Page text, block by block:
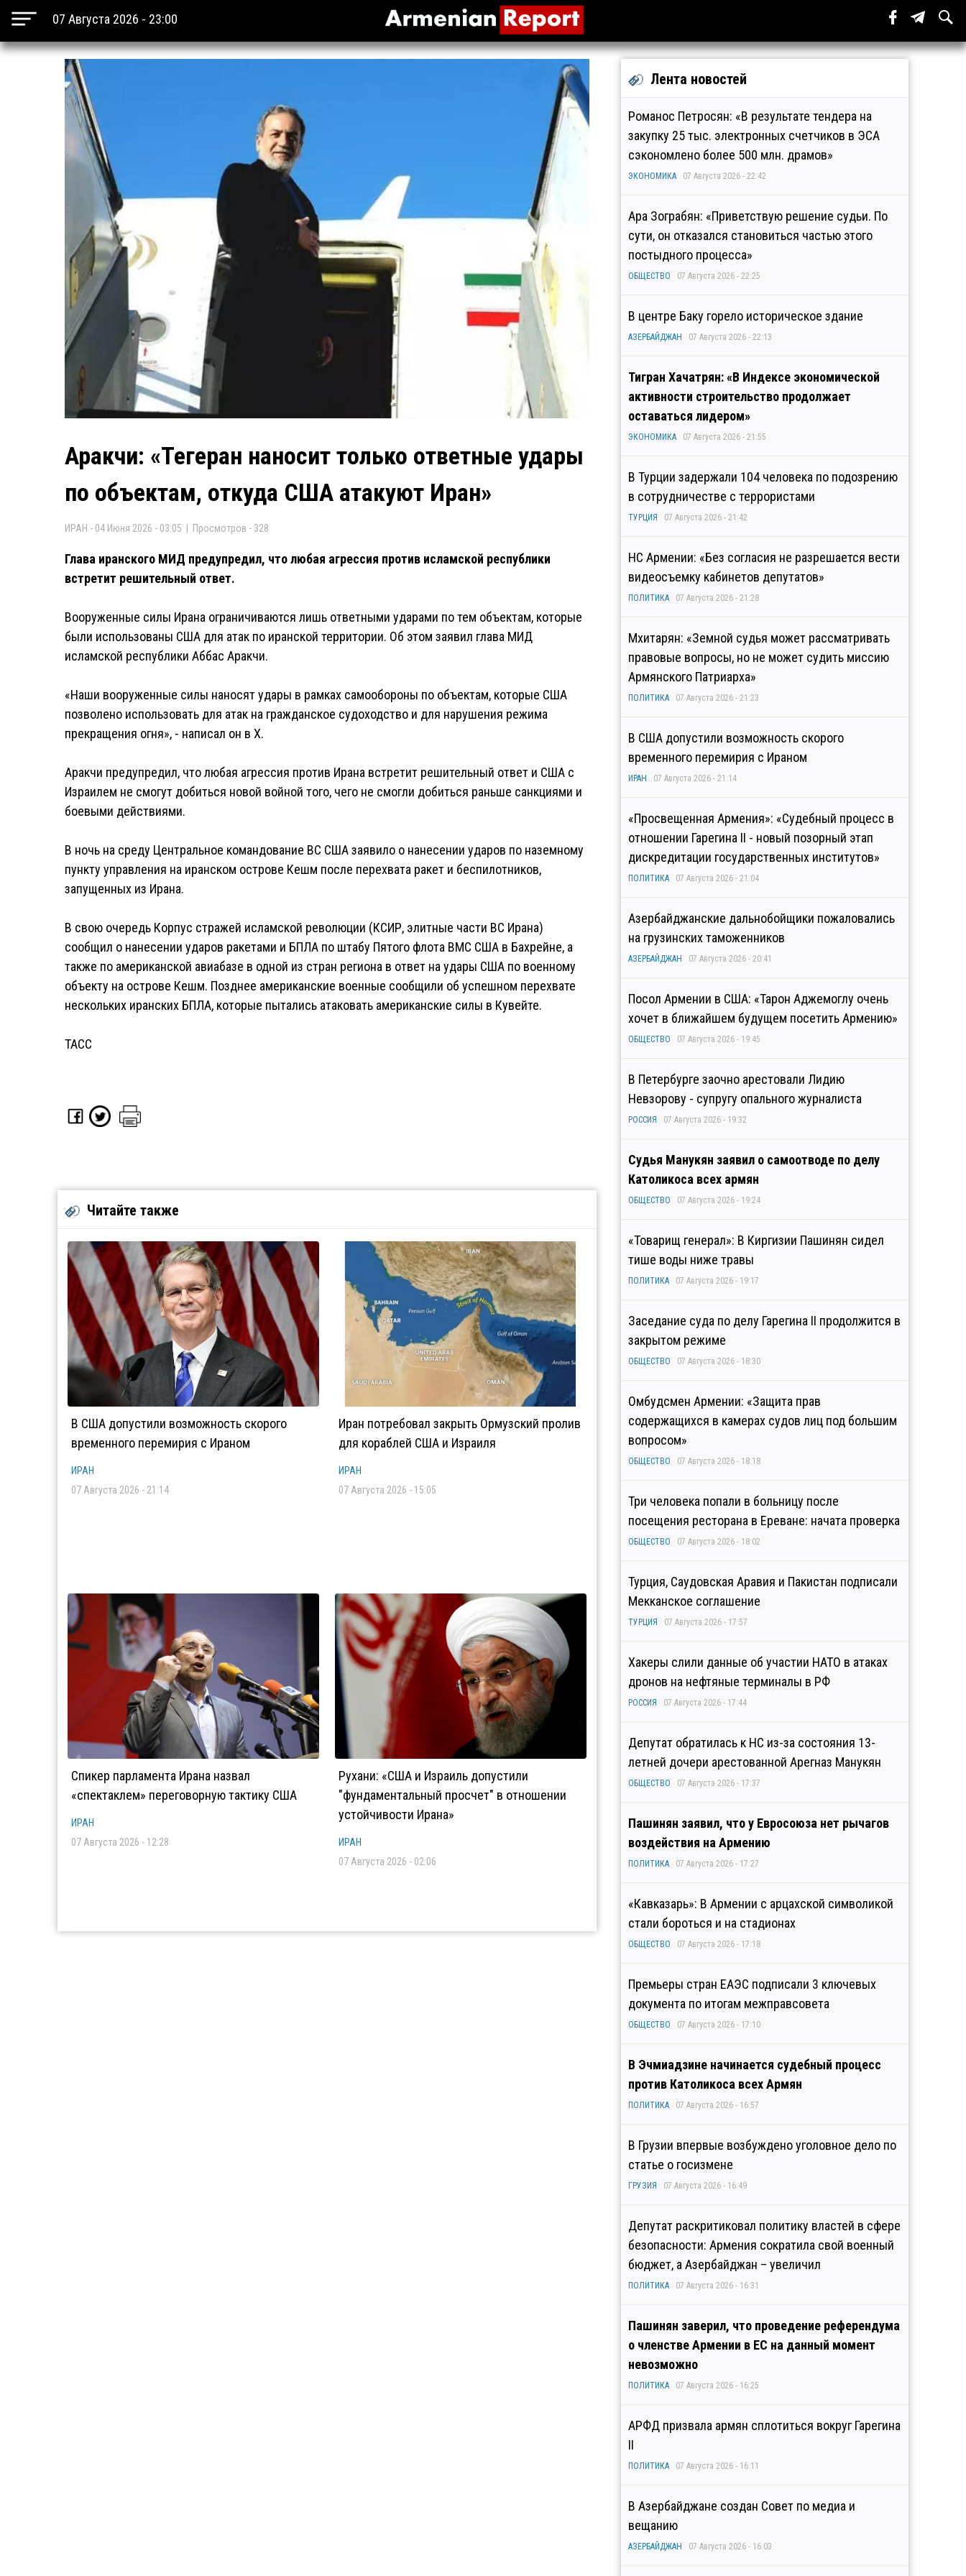
07 Августа 2026 - 23:00
Аракчи: «Тегеран наносит только ответные удары
по объектам, откуда США атакуют Иран»
ИРАН - 04 Июня 2026 - 03:05 | Просмотров - 328
Глава иранского МИД предупредил, что любая агрессия против исламской республики
встретит решительный ответ.
Вооруженные силы Ирана ограничиваются лишь ответными ударами по тем объектам, которые
были использованы США для атак по иранской территории. Об этом заявил глава МИД
исламской республики Аббас Аракчи.
«Наши вооруженные силы наносят удары в рамках самообороны по объектам, которые США
позволено использовать для атак на гражданское судоходство и для нарушения режима
прекращения огня», - написал он в Х.
Аракчи предупредил, что любая агрессия против Ирана встретит решительный ответ и США с
Израилем не смогут добиться новой войной того, чего не смогли добиться раньше санкциями и
боевыми действиями.
В ночь на среду Центральное командование ВС США заявило о нанесении ударов по наземному
пункту управления на иранском острове Кешм после перехвата ракет и беспилотников,
запущенных из Ирана.
В свою очередь Корпус стражей исламской революции (КСИР, элитные части ВС Ирана)
сообщил о нанесении ударов ракетами и БПЛА по штабу Пятого флота ВМС США в Бахрейне, а
также по американской авиабазе в одной из стран региона в ответ на удары США по военному
объекту на острове Кешм. Позднее американские военные сообщили об успешном перехвате
нескольких иранских БПЛА, которые пытались атаковать американские силы в Кувейте.
ТАСС
Читайте также
В США допустили возможность скорого
временного перемирия с Ираном
ИРАН
07 Августа 2026 - 21:14
Иран потребовал закрыть Ормузский пролив
для кораблей США и Израиля
ИРАН
07 Августа 2026 - 15:05
Спикер парламента Ирана назвал
«спектаклем» переговорную тактику США
ИРАН
07 Августа 2026 - 12:28
Рухани: «США и Израиль допустили
"фундаментальный просчет" в отношении
устойчивости Ирана»
ИРАН
07 Августа 2026 - 02:06
Лента новостей
Романос Петросян: «В результате тендера на
закупку 25 тыс. электронных счетчиков в ЭСА
сэкономлено более 500 млн. драмов»
ЭКОНОМИКА 07 Августа 2026 - 22:42
Ара Зограбян: «Приветствую решение судьи. По
сути, он отказался становиться частью этого
постыдного процесса»
ОБЩЕСТВО 07 Августа 2026 - 22:25
В центре Баку горело историческое здание
АЗЕРБАЙДЖАН 07 Августа 2026 - 22:13
Тигран Хачатрян: «В Индексе экономической
активности строительство продолжает
оставаться лидером»
ЭКОНОМИКА 07 Августа 2026 - 21:55
В Турции задержали 104 человека по подозрению
в сотрудничестве с террористами
ТУРЦИЯ 07 Августа 2026 - 21:42
НС Армении: «Без согласия не разрешается вести
видеосъемку кабинетов депутатов»
ПОЛИТИКА 07 Августа 2026 - 21:28
Мхитарян: «Земной судья может рассматривать
правовые вопросы, но не может судить миссию
Армянского Патриарха»
ПОЛИТИКА 07 Августа 2026 - 21:23
В США допустили возможность скорого
временного перемирия с Ираном
ИРАН 07 Августа 2026 - 21:14
«Просвещенная Армения»: «Судебный процесс в
отношении Гарегина II - новый позорный этап
дискредитации государственных институтов»
ПОЛИТИКА 07 Августа 2026 - 21:04
Азербайджанские дальнобойщики пожаловались
на грузинских таможенников
АЗЕРБАЙДЖАН 07 Августа 2026 - 20:41
Посол Армении в США: «Тарон Аджемоглу очень
хочет в ближайшем будущем посетить Армению»
ОБЩЕСТВО 07 Августа 2026 - 19:45
В Петербурге заочно арестовали Лидию
Невзорову - супругу опального журналиста
РОССИЯ 07 Августа 2026 - 19:32
Судья Манукян заявил о самоотводе по делу
Католикоса всех армян
ОБЩЕСТВО 07 Августа 2026 - 19:24
«Товарищ генерал»: В Киргизии Пашинян сидел
тише воды ниже травы
ПОЛИТИКА 07 Августа 2026 - 19:17
Заседание суда по делу Гарегина II продолжится в
закрытом режиме
ОБЩЕСТВО 07 Августа 2026 - 18:30
Омбудсмен Армении: «Защита прав
содержащихся в камерах судов лиц под большим
вопросом»
ОБЩЕСТВО 07 Августа 2026 - 18:18
Три человека попали в больницу после
посещения ресторана в Ереване: начата проверка
ОБЩЕСТВО 07 Августа 2026 - 18:02
Турция, Саудовская Аравия и Пакистан подписали
Мекканское соглашение
ТУРЦИЯ 07 Августа 2026 - 17:57
Хакеры слили данные об участии НАТО в атаках
дронов на нефтяные терминалы в РФ
РОССИЯ 07 Августа 2026 - 17:44
Депутат обратилась к НС из-за состояния 13-
летней дочери арестованной Арегназ Манукян
ОБЩЕСТВО 07 Августа 2026 - 17:37
Пашинян заявил, что у Евросоюза нет рычагов
воздействия на Армению
ПОЛИТИКА 07 Августа 2026 - 17:27
«Кавказарь»: В Армении с арцахской символикой
стали бороться и на стадионах
ОБЩЕСТВО 07 Августа 2026 - 17:18
Премьеры стран ЕАЭС подписали 3 ключевых
документа по итогам межправсовета
ОБЩЕСТВО 07 Августа 2026 - 17:10
В Эчмиадзине начинается судебный процесс
против Католикоса всех Армян
ПОЛИТИКА 07 Августа 2026 - 16:57
В Грузии впервые возбуждено уголовное дело по
статье о госизмене
ГРУЗИЯ 07 Августа 2026 - 16:49
Депутат раскритиковал политику властей в сфере
безопасности: Армения сократила свой военный
бюджет, а Азербайджан – увеличил
ПОЛИТИКА 07 Августа 2026 - 16:31
Пашинян заверил, что проведение референдума
о членстве Армении в ЕС на данный момент
невозможно
ПОЛИТИКА 07 Августа 2026 - 16:25
АРФД призвала армян сплотиться вокруг Гарегина
II
ПОЛИТИКА 07 Августа 2026 - 16:11
В Азербайджане создан Совет по медиа и
вещанию
АЗЕРБАЙДЖАН 07 Августа 2026 - 16:03